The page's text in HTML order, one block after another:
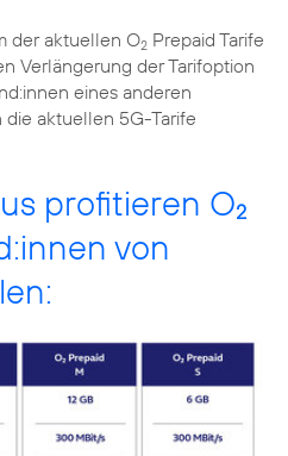
der aktuellen O2 Prepaid Tarife
Verlängerung der Tarifoption
eines anderen
die aktuellen 5G-Tarife
profitieren O2
von